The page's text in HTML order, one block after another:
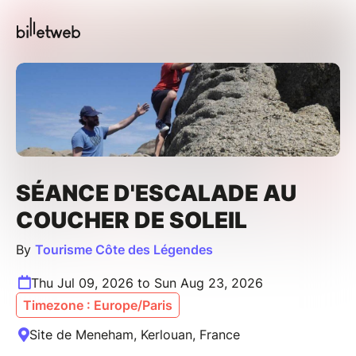
SÉANCE D'ESCALADE AU
COUCHER DE SOLEIL
By Tourisme Côte des Légendes
Thu Jul 09, 2026 to Sun Aug 23, 2026
Timezone : Europe/Paris
Site de Meneham, Kerlouan, France